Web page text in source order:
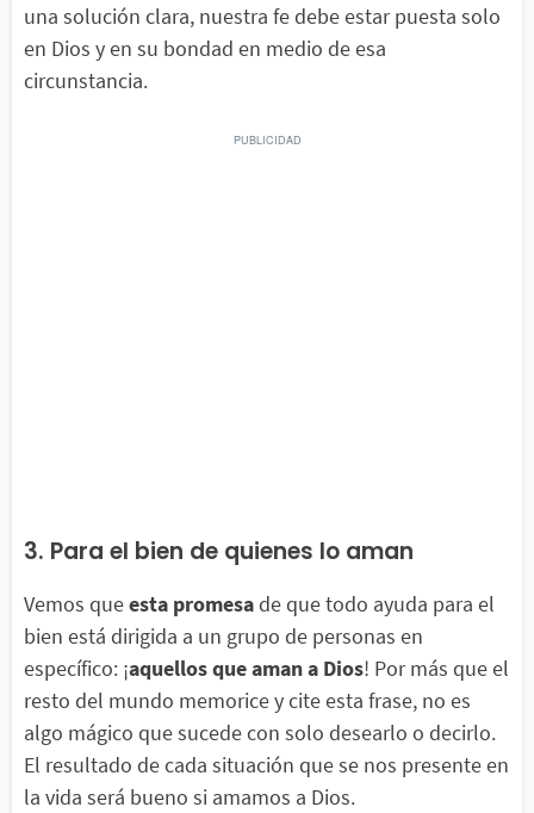
una solución clara, nuestra fe debe estar puesta solo
en Dios y en su bondad en medio de esa
circunstancia.
3. Para el bien de quienes lo aman
Vemos queesta promesade que todo ayuda para el
bien está dirigida a un grupo de personas en
específico: ¡aquellos que aman a Dios! Por más que el
resto del mundo memorice y cite esta frase, no es
algo mágico que sucede con solo desearlo o decirlo.
El resultado de cada situación que se nos presente en
la vida será bueno si amamos a Dios.